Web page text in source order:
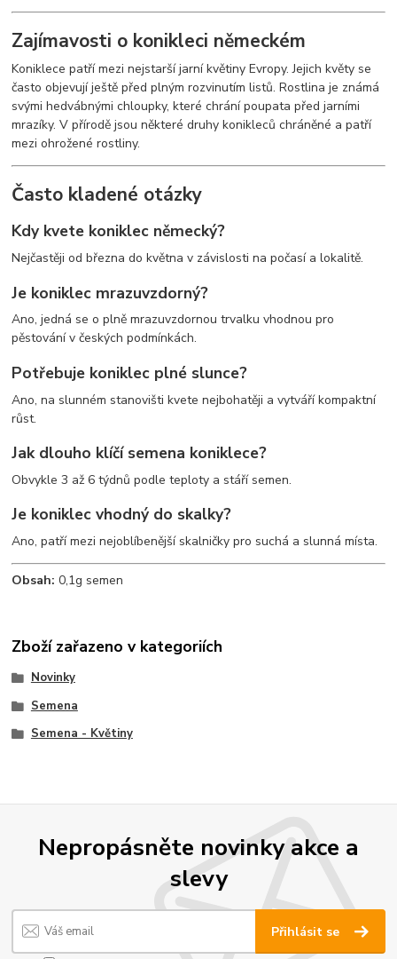
Zajímavosti o konikleci německém
Koniklece patří mezi nejstarší jarní květiny Evropy. Jejich květy se
často objevují ještě před plným rozvinutím listů. Rostlina je známá
svými hedvábnými chloupky, které chrání poupata před jarními
mrazíky. V přírodě jsou některé druhy konikleců chráněné a patří
mezi ohrožené rostliny.
Často kladené otázky
Kdy kvete koniklec německý?
Nejčastěji od března do května v závislosti na počasí a lokalitě.
Je koniklec mrazuvzdorný?
Ano, jedná se o plně mrazuvzdornou trvalku vhodnou pro
pěstování v českých podmínkách.
Potřebuje koniklec plné slunce?
Ano, na slunném stanovišti kvete nejbohatěji a vytváří kompaktní
růst.
Jak dlouho klíčí semena koniklece?
Obvykle 3 až 6 týdnů podle teploty a stáří semen.
Je koniklec vhodný do skalky?
Ano, patří mezi nejoblíbenější skalničky pro suchá a slunná místa.
Obsah:0,1g semen
Zboží zařazeno v kategoriích
Novinky
Semena
Semena - Květiny
Nepropásněte novinky akce a
slevy
Přihlásit se